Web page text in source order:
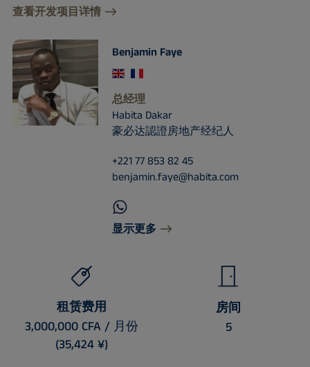
查看开发项目详情
Benjamin Faye
总经理
Habita Dakar
豪必达認證房地产经纪人
+221 77 853 82 45
benjamin.faye@habita.com
显示更多
租赁费用
3,000,000 CFA / 月份
(35,424 ¥)
房间
5